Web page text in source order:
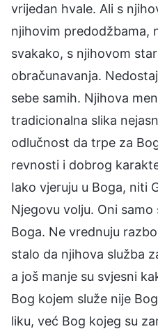
vrijedan hvale. Ali s
njihovim predodžbama,
svakako, s njihovom
obračunavanja.
sebe samih. Njihova
tradicionalna slika
odlučnost da trpe za
revnosti i dobrog
Iako vjeruju u Boga, niti
Njegovu volju. Oni
Boga. Ne vrednuju
stalo da njihova služba
a još manje su svjesni
Bog kojem služe nije
liku, već Bog kojeg su